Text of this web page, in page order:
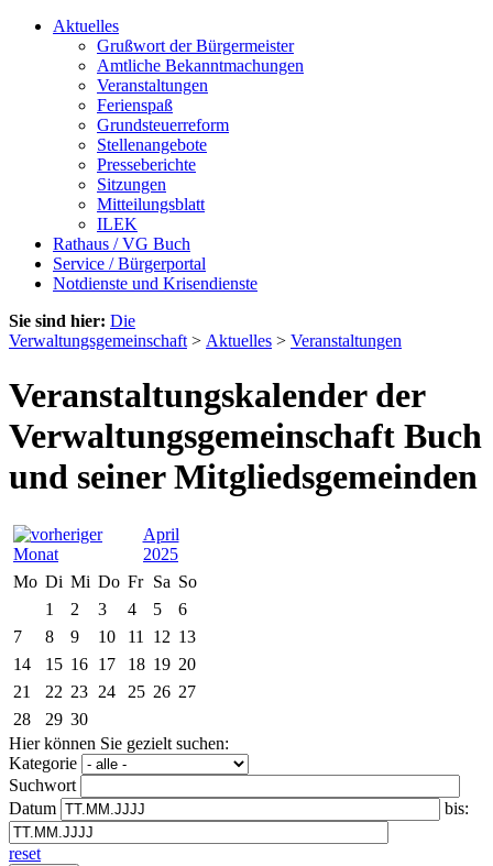
Aktuelles
Grußwort der Bürgermeister
Amtliche Bekanntmachungen
Veranstaltungen
Ferienspaß
Grundsteuerreform
Stellenangebote
Presseberichte
Sitzungen
Mitteilungsblatt
ILEK
Rathaus / VG Buch
Service / Bürgerportal
Notdienste und Krisendienste
Sie sind hier: Die
Verwaltungsgemeinschaft > Aktuelles > Veranstaltungen
Veranstaltungskalender der
Verwaltungsgemeinschaft Buch
und seiner Mitgliedsgemeinden
April
2025
Mo Di Mi Do Fr Sa So
1
2 3 4 5
6
7
8 9 10 11 12 13
14
15 16 17 18 19 20
21
22 23 24 25 26 27
28
29 30
Hier können Sie gezielt suchen:
Kategorie
Suchwort
Datum
bis:
reset